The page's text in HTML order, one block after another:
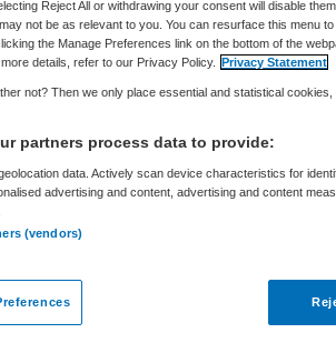
Laura van Elst 12 april 2023,13:25
investeert via sectorplannen
Geneeskunde en
op gezondheid is jaarlijks 40
Reject All or withdrawing your consent will disable
not be as relevant to you. You can resurface this menu
the Manage Preferences link on the bottom of the
details, refer to our Privacy Policy. Privacy Statement
not? Then we only place essential and statistical
partners process data to provide:
data. Actively scan device characteristics for
advertising and content, advertising and content
(vendors)